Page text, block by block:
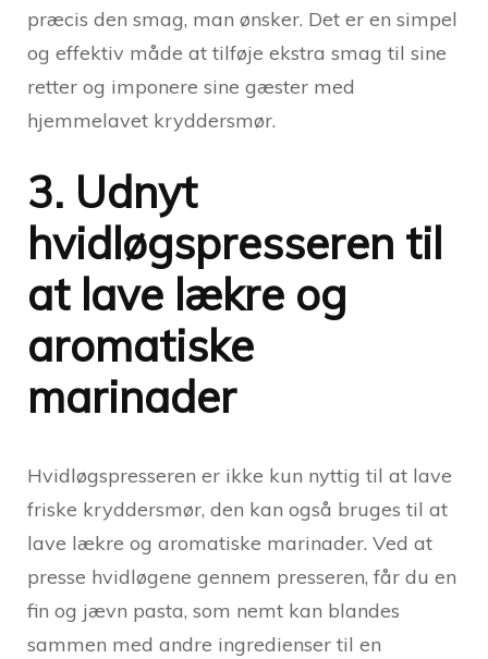
præcis den smag, man ønsker. Det er en simpel
og effektiv måde at tilføje ekstra smag til sine
retter og imponere sine gæster med
hjemmelavet kryddersmør.
3. Udnyt
hvidløgspresseren til
at lave lækre og
aromatiske
marinader
Hvidløgspresseren er ikke kun nyttig til at lave
friske kryddersmør, den kan også bruges til at
lave lækre og aromatiske marinader. Ved at
presse hvidløgene gennem presseren, får du en
fin og jævn pasta, som nemt kan blandes
sammen med andre ingredienser til en